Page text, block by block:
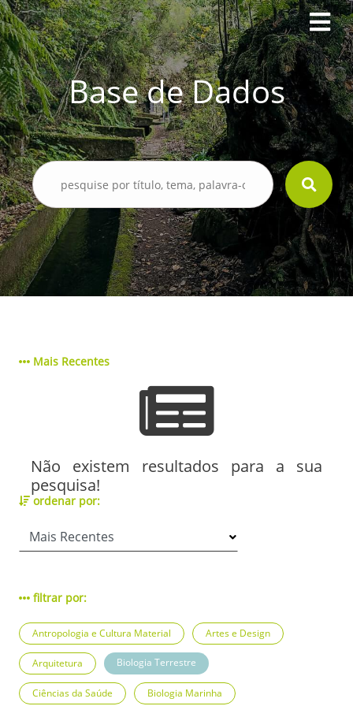
Base de Dados
Mais Recentes
Não existem resultados para a sua
pesquisa!
ordenar por:
filtrar por:
Antropologia e Cultura Material Artes e Design
Arquitetura Biologia Terrestre
Ciências da Saúde Biologia Marinha